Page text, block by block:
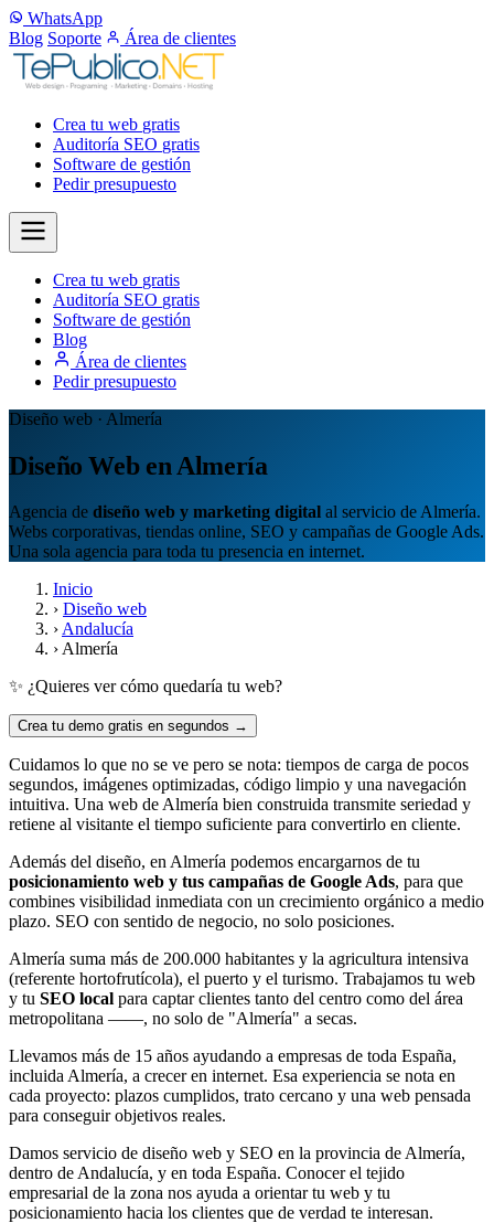
WhatsApp
Blog Soporte Área de clientes
Crea tu web gratis
Auditoría SEO gratis
Software de gestión
Pedir presupuesto
Crea tu web gratis
Auditoría SEO gratis
Software de gestión
Blog
Área de clientes
Pedir presupuesto
Diseño web · Almería
Diseño Web en Almería
Agencia de diseño web y marketing digital al servicio de Almería.
Webs corporativas, tiendas online, SEO y campañas de Google Ads.
Una sola agencia para toda tu presencia en internet.
Inicio
› Diseño web
› Andalucía
› Almería
✨ ¿Quieres ver cómo quedaría tu web?
Crea tu demo gratis en segundos →
Cuidamos lo que no se ve pero se nota: tiempos de carga de pocos
segundos, imágenes optimizadas, código limpio y una navegación
intuitiva. Una web de Almería bien construida transmite seriedad y
retiene al visitante el tiempo suficiente para convertirlo en cliente.
Además del diseño, en Almería podemos encargarnos de tu
posicionamiento web y tus campañas de Google Ads, para que
combines visibilidad inmediata con un crecimiento orgánico a medio
plazo. SEO con sentido de negocio, no solo posiciones.
Almería suma más de 200.000 habitantes y la agricultura intensiva
(referente hortofrutícola), el puerto y el turismo. Trabajamos tu web
y tu SEO local para captar clientes tanto del centro como del área
metropolitana ——, no solo de "Almería" a secas.
Llevamos más de 15 años ayudando a empresas de toda España,
incluida Almería, a crecer en internet. Esa experiencia se nota en
cada proyecto: plazos cumplidos, trato cercano y una web pensada
para conseguir objetivos reales.
Damos servicio de diseño web y SEO en la provincia de Almería,
dentro de Andalucía, y en toda España. Conocer el tejido
empresarial de la zona nos ayuda a orientar tu web y tu
posicionamiento hacia los clientes que de verdad te interesan.